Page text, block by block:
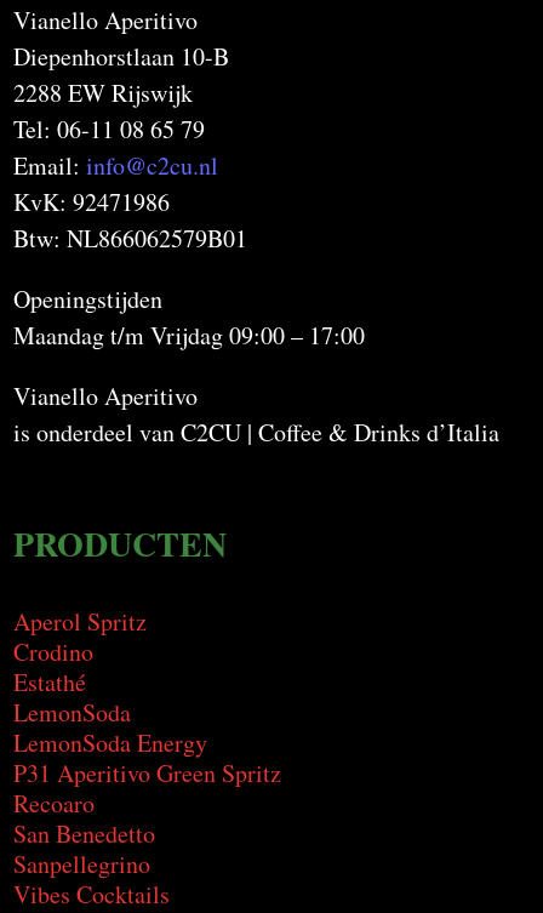
Vianello Aperitivo
Diepenhorstlaan 10-B
2288 EW Rijswijk
Tel: 06-11 08 65 79
Email:info@c2cu.nl
KvK: 92471986
Btw: NL866062579B01
Openingstijden
Maandag t/m Vrijdag 09:00 – 17:00
Vianello Aperitivo
is onderdeel van C2CU | Coffee & Drinks d’Italia
PRODUCTEN
Aperol Spritz
Crodino
Estathé
LemonSoda
LemonSoda Energy
P31 Aperitivo Green Spritz
Recoaro
San Benedetto
Sanpellegrino
Vibes Cocktails